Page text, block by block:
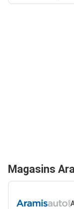
Magasins